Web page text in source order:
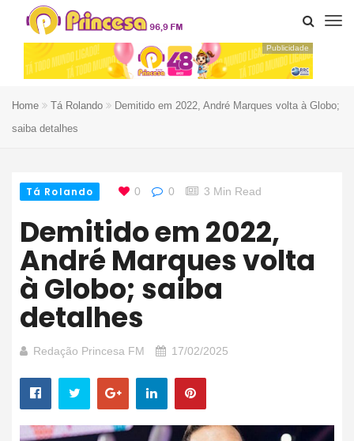
Publicidade
Home Tá Rolando
Demitido em 2022, André Marques volta à Globo;
saiba detalhes
Tá Rolando 0 0 3 Min Read
Demitido em 2022,
André Marques volta
à Globo; saiba
detalhes
Redação Princesa FM 17/02/2025